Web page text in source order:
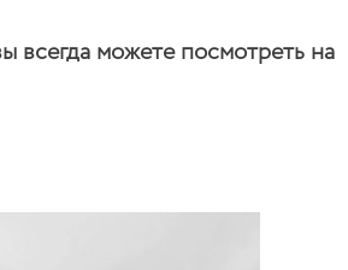
всегда можете посмотреть на